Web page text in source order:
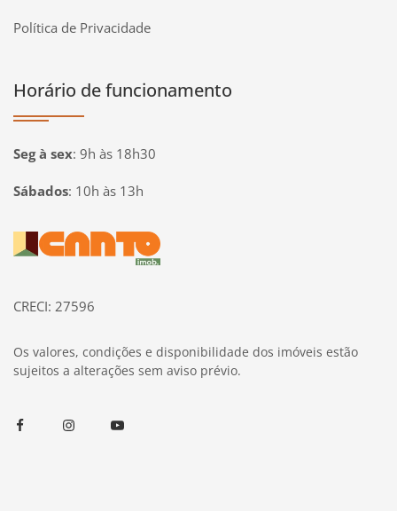
Política de Privacidade
Horário de funcionamento
Seg à sex: 9h às 18h30
Sábados: 10h às 13h
Página inicial
CRECI: 27596
Os valores, condições e disponibilidade dos imóveis estão
sujeitos a alterações sem aviso prévio.
FacebookInstagramYoutube